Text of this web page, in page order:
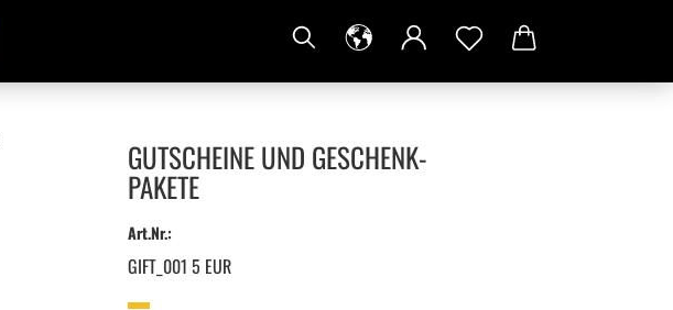
GUTSCHEINE UND GESCHENK-
PAKETE
Art.Nr.:
GIFT_001 5 EUR